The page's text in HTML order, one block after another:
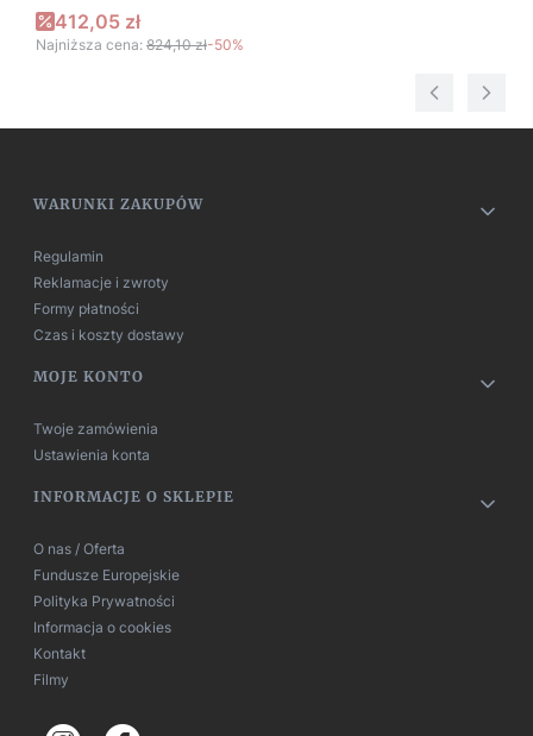
412,05 zł
Najniższa cena: 824,10 zł-50%
Linki w stopce
WARUNKI ZAKUPÓW
Regulamin
Reklamacje i zwroty
Formy płatności
Czas i koszty dostawy
MOJE KONTO
Twoje zamówienia
Ustawienia konta
INFORMACJE O SKLEPIE
O nas / Oferta
Fundusze Europejskie
Polityka Prywatności
Informacja o cookies
Kontakt
Filmy